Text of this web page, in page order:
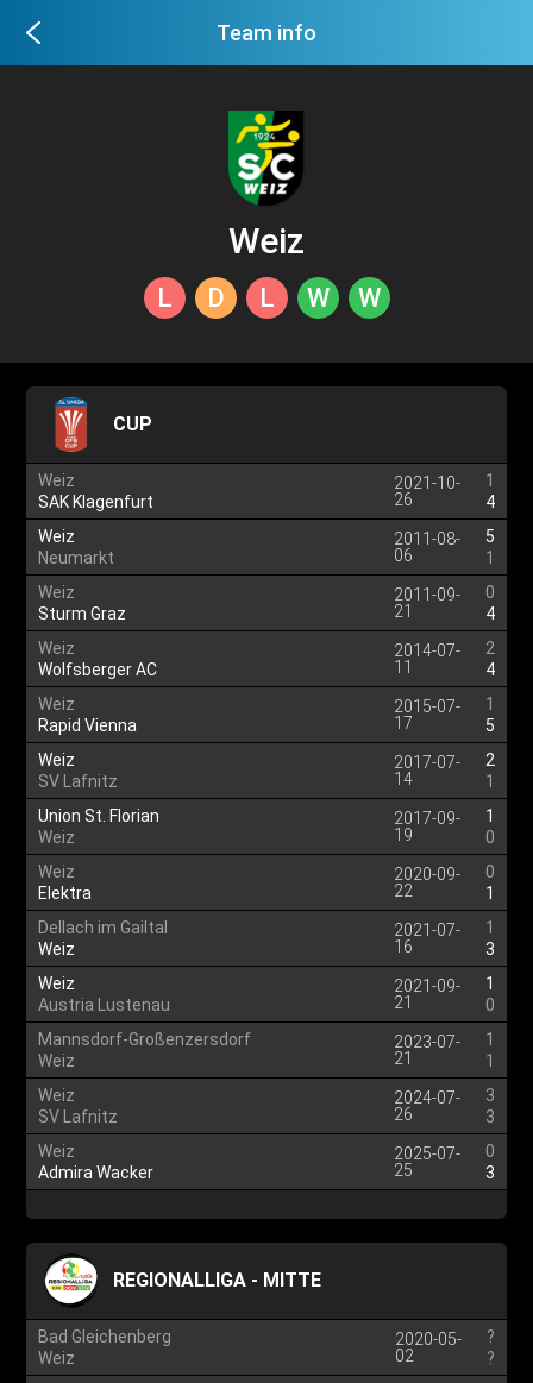
Team info
Weiz
L D L W W
CUP
Weiz
SAK Klagenfurt
2021-10-
26
1
4
Weiz
Neumarkt
2011-08-
06
5
1
Weiz
Sturm Graz
2011-09-
21
0
4
Weiz
Wolfsberger AC
2014-07-
11
2
4
Weiz
Rapid Vienna
2015-07-
17
1
5
Weiz
SV Lafnitz
2017-07-
14
2
1
Union St. Florian
Weiz
2017-09-
19
1
0
Weiz
Elektra
2020-09-
22
0
1
Dellach im Gailtal
Weiz
2021-07-
16
1
3
Weiz
Austria Lustenau
2021-09-
21
1
0
Mannsdorf-Großenzersdorf
Weiz
2023-07-
21
1
1
Weiz
SV Lafnitz
2024-07-
26
3
3
Weiz
Admira Wacker
2025-07-
25
0
3
REGIONALLIGA - MITTE
Bad Gleichenberg
Weiz
2020-05-
02
?
?